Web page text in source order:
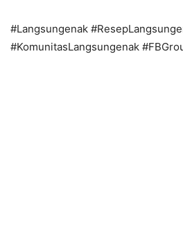
#Langsungenak
#KomunitasLangsungenak